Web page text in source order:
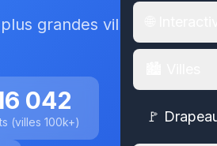
🚩
grandes villes de
042
(villes 100k+)